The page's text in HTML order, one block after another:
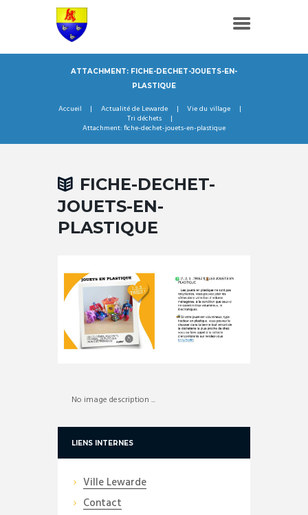
ATTACHMENT: FICHE-DECHET-JOUETS-EN-
PLASTIQUE
Accueil Actualité de Lewarde
Vie du village
Tri déchets
Attachment: fiche-dechet-jouets-en-plastique
FICHE-DECHET-
JOUETS-EN-
PLASTIQUE
No image description ...
LIENS INTERNES
Ville Lewarde
Contact